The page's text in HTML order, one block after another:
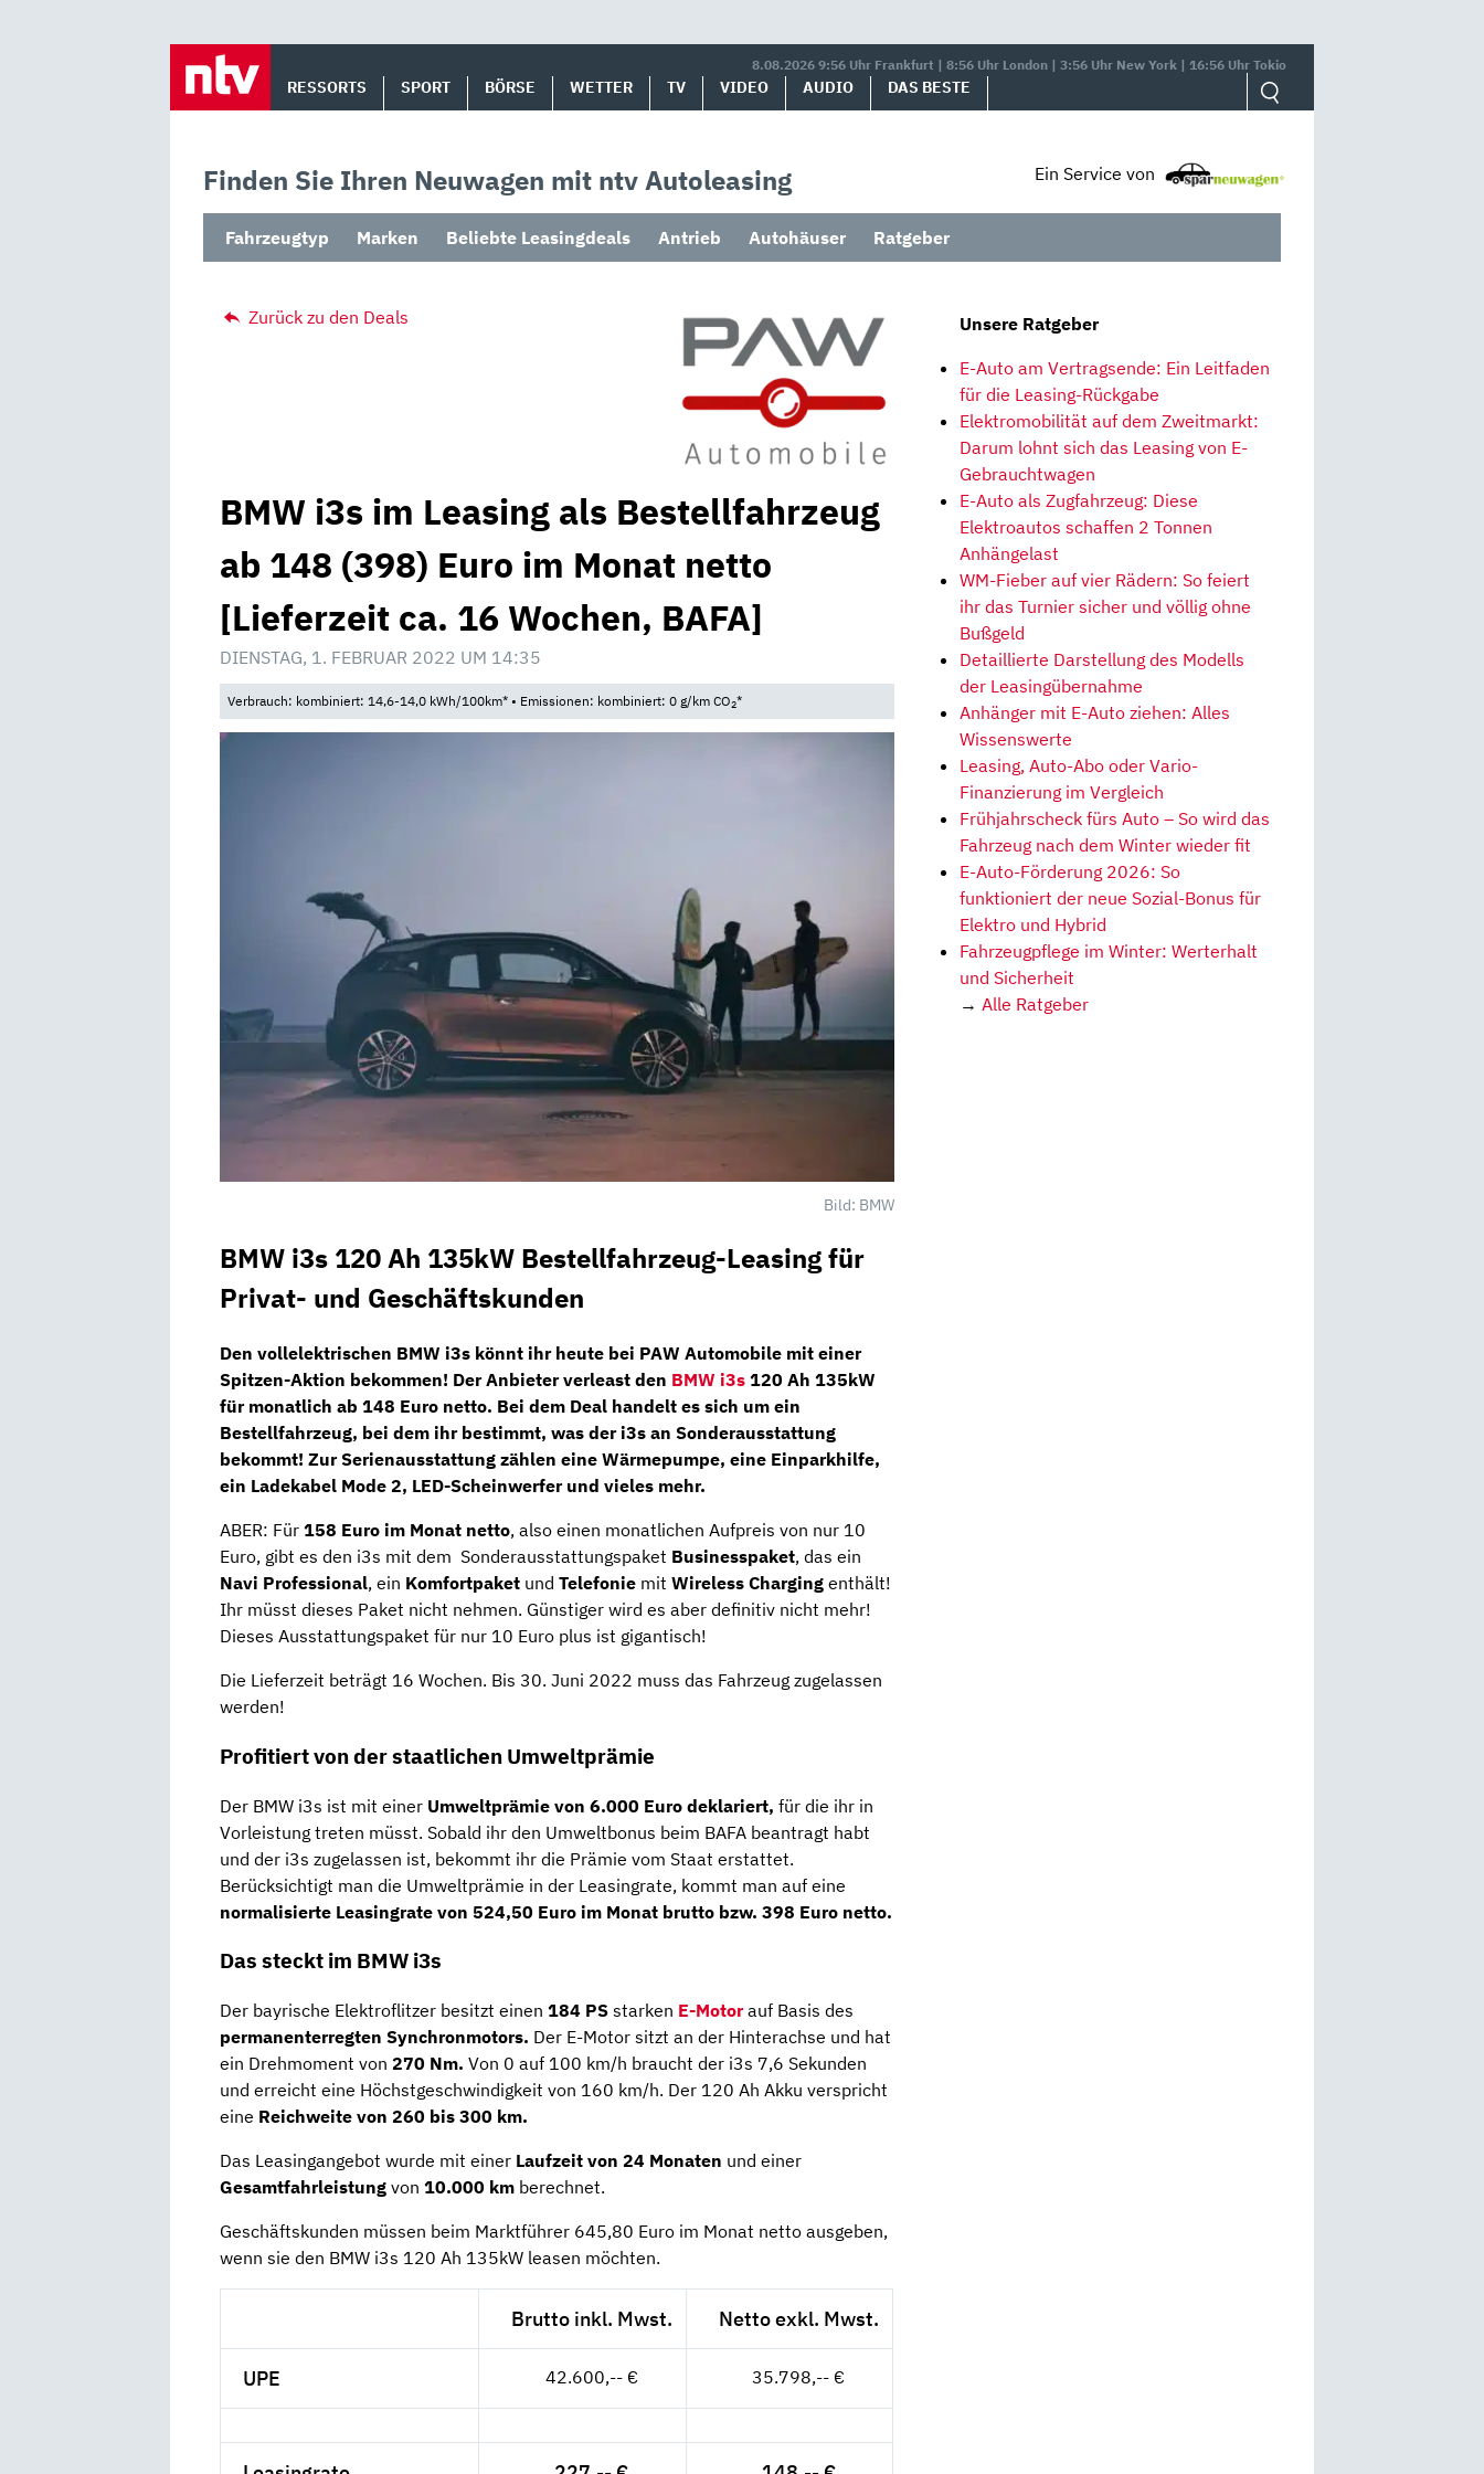
8.08.2026 9:56 Uhr Frankfurt | 8:56 Uhr London | 3:56 Uhr New York | 16:56 Uhr Tokio
RESSORTS SPORT BÖRSE WETTER TV VIDEO AUDIO DAS BESTE
Finden Sie Ihren Neuwagen mit ntv Autoleasing Ein Service von
Fahrzeugtyp Marken Beliebte Leasingdeals Antrieb Autohäuser Ratgeber
Zurück zu den Deals
BMW i3s im Leasing als Bestellfahrzeug
ab 148 (398) Euro im Monat netto
[Lieferzeit ca. 16 Wochen, BAFA]
DIENSTAG, 1. FEBRUAR 2022 UM 14:35
Verbrauch: kombiniert: 14,6-14,0 kWh/100km* • Emissionen: kombiniert: 0 g/km CO2*
Bild: BMW
BMW i3s 120 Ah 135kW Bestellfahrzeug-Leasing für
Privat- und Geschäftskunden
Den vollelektrischen BMW i3s könnt ihr heute bei PAW Automobile mit einer
Spitzen-Aktion bekommen! Der Anbieter verleast den BMW i3s 120 Ah 135kW
für monatlich ab 148 Euro netto. Bei dem Deal handelt es sich um ein
Bestellfahrzeug, bei dem ihr bestimmt, was der i3s an Sonderausstattung
bekommt! Zur Serienausstattung zählen eine Wärmepumpe, eine Einparkhilfe,
ein Ladekabel Mode 2, LED-Scheinwerfer und vieles mehr.
ABER: Für 158 Euro im Monat netto, also einen monatlichen Aufpreis von nur 10
Euro, gibt es den i3s mit dem Sonderausstattungspaket Businesspaket, das ein
Navi Professional, ein Komfortpaket und Telefonie mit Wireless Charging enthält!
Ihr müsst dieses Paket nicht nehmen. Günstiger wird es aber definitiv nicht mehr!
Dieses Ausstattungspaket für nur 10 Euro plus ist gigantisch!
Die Lieferzeit beträgt 16 Wochen. Bis 30. Juni 2022 muss das Fahrzeug zugelassen
werden!
Profitiert von der staatlichen Umweltprämie
Der BMW i3s ist mit einer Umweltprämie von 6.000 Euro deklariert, für die ihr in
Vorleistung treten müsst. Sobald ihr den Umweltbonus beim BAFA beantragt habt
und der i3s zugelassen ist, bekommt ihr die Prämie vom Staat erstattet.
Berücksichtigt man die Umweltprämie in der Leasingrate, kommt man auf eine
normalisierte Leasingrate von 524,50 Euro im Monat brutto bzw. 398 Euro netto.
Das steckt im BMW i3s
Der bayrische Elektroflitzer besitzt einen 184 PS starken E-Motorauf Basis des
permanenterregten Synchronmotors. Der E-Motor sitzt an der Hinterachse und hat
ein Drehmoment von 270 Nm. Von 0 auf 100 km/h braucht der i3s 7,6 Sekunden
und erreicht eine Höchstgeschwindigkeit von 160 km/h. Der 120 Ah Akku verspricht
eine Reichweite von 260 bis 300 km.
Das Leasingangebot wurde mit einer Laufzeit von 24 Monaten und einer
Gesamtfahrleistung von 10.000 km berechnet.
Geschäftskunden müssen beim Marktführer 645,80 Euro im Monat netto ausgeben,
wenn sie den BMW i3s 120 Ah 135kW leasen möchten.
Brutto inkl. Mwst. Netto exkl. Mwst.
UPE 42.600,-- € 35.798,-- €
Unsere Ratgeber
E-Auto am Vertragsende: Ein Leitfaden
für die Leasing-Rückgabe
Elektromobilität auf dem Zweitmarkt:
Darum lohnt sich das Leasing von E-
Gebrauchtwagen
E-Auto als Zugfahrzeug: Diese
Elektroautos schaffen 2 Tonnen
Anhängelast
WM-Fieber auf vier Rädern: So feiert
ihr das Turnier sicher und völlig ohne
Bußgeld
Detaillierte Darstellung des Modells
der Leasingübernahme
Anhänger mit E-Auto ziehen: Alles
Wissenswerte
Leasing, Auto-Abo oder Vario-
Finanzierung im Vergleich
Frühjahrscheck fürs Auto – So wird das
Fahrzeug nach dem Winter wieder fit
E-Auto-Förderung 2026: So
funktioniert der neue Sozial-Bonus für
Elektro und Hybrid
Fahrzeugpflege im Winter: Werterhalt
und Sicherheit
→ Alle Ratgeber